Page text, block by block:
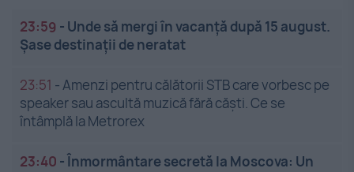
23:59 - Unde să mergi în vacanță după 15 august.
Șase destinații de neratat
23:51 -Amenzi pentru călătorii STB care vorbesc pe
speaker sau ascultă muzică fără căști. Ce se
întâmplă la Metrorex
23:40 -Înmormântare secretă la Moscova: Un